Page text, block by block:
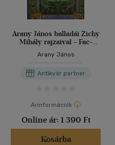
Arany János balladái Zichy
Mihály rajzaival - Fac-
Arany János
Antikvár partner
Árinformációk
Online ár: 1 390 Ft
Kosárba